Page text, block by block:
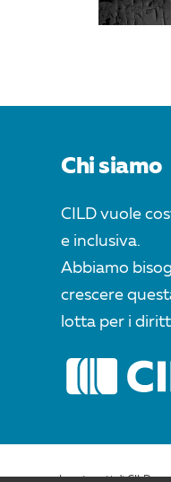
Chi siamo
CILD vuole
e inclusiva.
Abbiamo
crescere
lotta per i